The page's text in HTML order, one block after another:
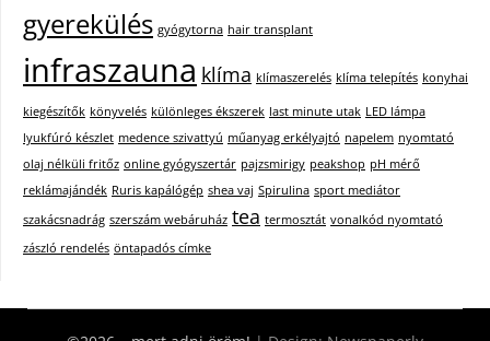
gyerekülés gyógytorna hair transplant
infraszauna klíma klímaszerelés klíma telepítés konyhai
kiegészítők könyvelés különleges ékszerek last minute utak LED lámpa
lyukfúró készlet medence szivattyú műanyag erkélyajtó napelem nyomtató
olaj nélküli fritőz online gyógyszertár pajzsmirigy peakshop pH mérő
reklámajándék Ruris kapálógép shea vaj Spirulina sport mediátor
szakácsnadrág szerszám webáruház tea termosztát vonalkód nyomtató
zászló rendelés öntapadós címke